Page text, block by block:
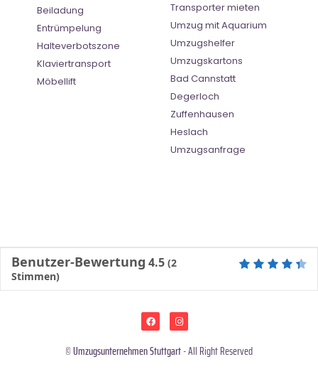
Beiladung
Entrümpelung
Halteverbotszone
Klaviertransport
Möbellift
Transporter mieten
Umzug mit Aquarium
Umzugshelfer
Umzugskartons
Bad Cannstatt
Degerloch
Zuffenhausen
Heslach
Umzugsanfrage
Benutzer-Bewertung 4.5 (2
Stimmen)
©Umzugsunternehmen Stuttgart- All Right Reserved